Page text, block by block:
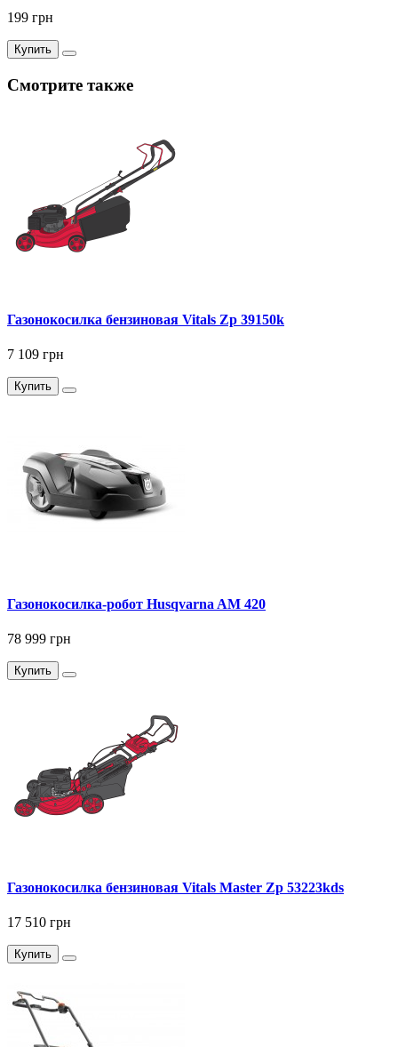
199 грн
Купить
Смотрите также
Газонокосилка бензиновая Vitals Zp 39150k
7 109 грн
Купить
Газонокосилка-робот Husqvarna AM 420
78 999 грн
Купить
Газонокосилка бензиновая Vitals Master Zp 53223kds
17 510 грн
Купить